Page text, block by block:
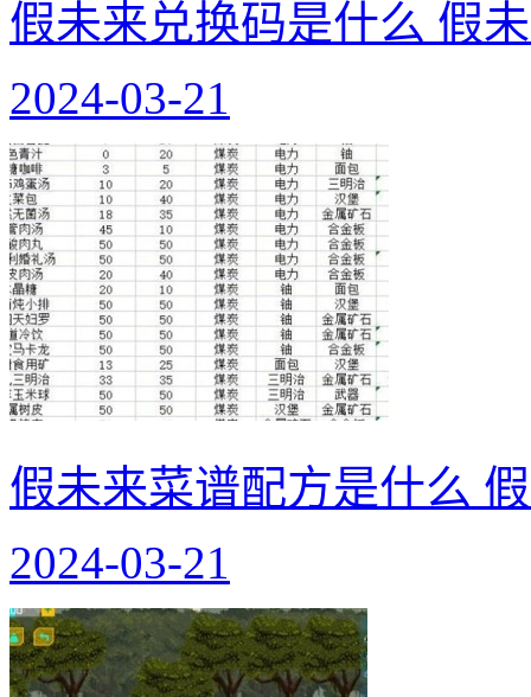
假未来兑换码是什么 假
2024-03-21
假未来菜谱配方是什么
2024-03-21